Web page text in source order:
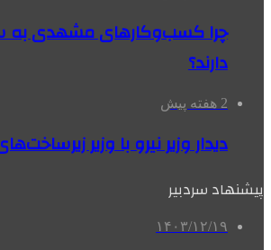
چرا کسب‌وکارهای مشهدی به
دارند؟
2 هفته پیش
دیدار وزیر نیرو با وزیر
پیشنهاد سردبیر
۱۴۰۳/۱۲/۱۹